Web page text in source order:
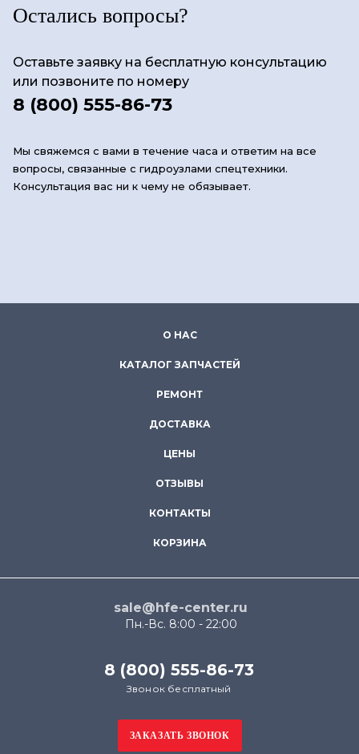
Остались вопросы?
Оставьте заявку на бесплатную консультацию
или позвоните по номеру
8 (800) 555-86-73
Мы свяжемся с вами в течение часа и ответим на все
вопросы, связанные с гидроузлами спецтехники.
Консультация вас ни к чему не обязывает.
О НАС
КАТАЛОГ ЗАПЧАСТЕЙ
РЕМОНТ
ДОСТАВКА
ЦЕНЫ
ОТЗЫВЫ
КОНТАКТЫ
КОРЗИНА
sale@hfe-center.ru
Пн.-Вс. 8:00 - 22:00
8 (800) 555-86-73
Звонок бесплатный